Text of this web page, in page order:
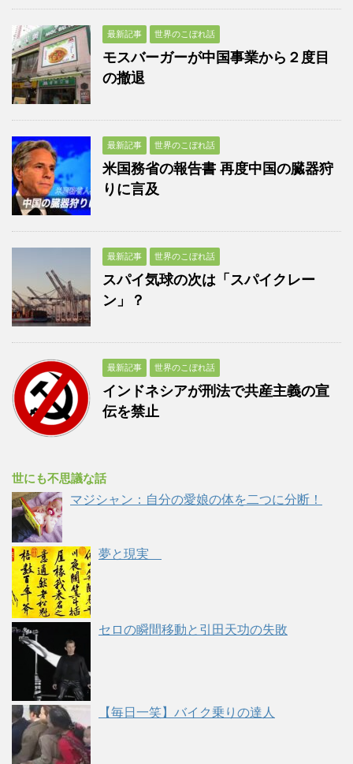
最新記事 世界のこぼれ話
モスバーガーが中国事業から２度目
の撤退
最新記事 世界のこぼれ話
米国務省の報告書 再度中国の臓器狩
りに言及
最新記事 世界のこぼれ話
スパイ気球の次は「スパイクレー
ン」？
最新記事 世界のこぼれ話
インドネシアが刑法で共産主義の宣
伝を禁止
世にも不思議な話
マジシャン：自分の愛娘の体を二つに分断！
夢と現実
セロの瞬間移動と引田天功の失敗
【毎日一笑】バイク乗りの達人